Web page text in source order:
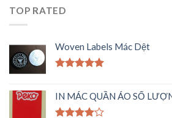
1.00
TOP RATED
Woven Labels Mác Dệt
5 sao
IN MÁC QUẦN ÁO SỐ